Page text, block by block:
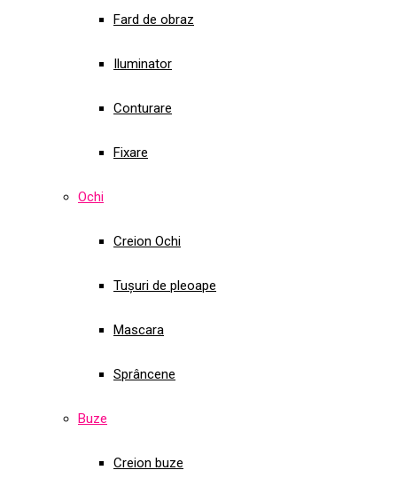
Fard de obraz
Iluminator
Conturare
Fixare
Ochi
Creion Ochi
Tușuri de pleoape
Mascara
Sprâncene
Buze
Creion buze